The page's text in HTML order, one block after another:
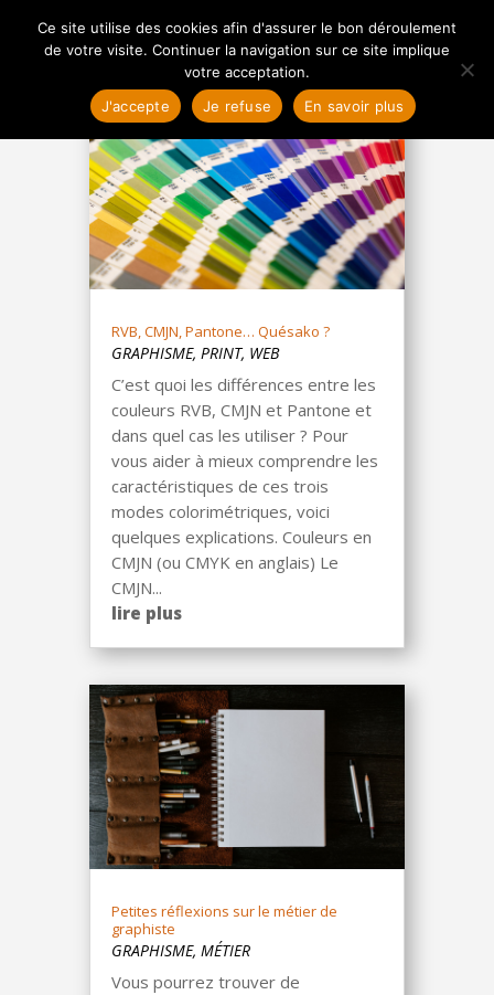
RVB, CMJN, Pantone… Quésako ?
GRAPHISME, PRINT, WEB
C’est quoi les différences entre les
couleurs RVB, CMJN et Pantone et
dans quel cas les utiliser ? Pour
vous aider à mieux comprendre les
caractéristiques de ces trois
modes colorimétriques, voici
quelques explications. Couleurs en
CMJN (ou CMYK en anglais) Le
CMJN...
lire plus
Petites réflexions sur le métier de
graphiste
GRAPHISME, MÉTIER
Vous pourrez trouver de
Ce site utilise des cookies afin d'assurer le bon déroulement
de votre visite. Continuer la navigation sur ce site implique
votre acceptation.
J'accepte
Je refuse En savoir plus